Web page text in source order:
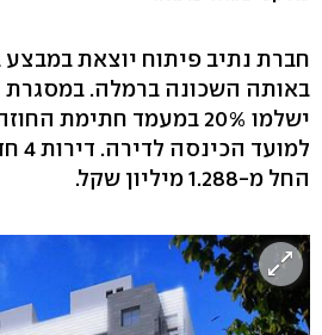
חברת נתיב פיתוח יוצאת במבצע
באותה השכונה ברמלה. במסגרת
ישלמו 20% במעמד
החל מ-1.288 מיליון שקל.